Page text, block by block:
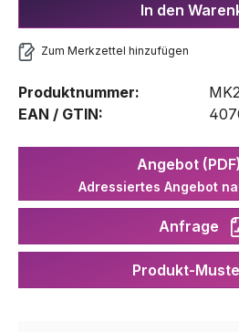
In den
Zum Merkzettel hinzufügen
Produktnummer:
EAN / GTIN:
Angebot
Adressiertes Angebot
Anfrage
Produkt-